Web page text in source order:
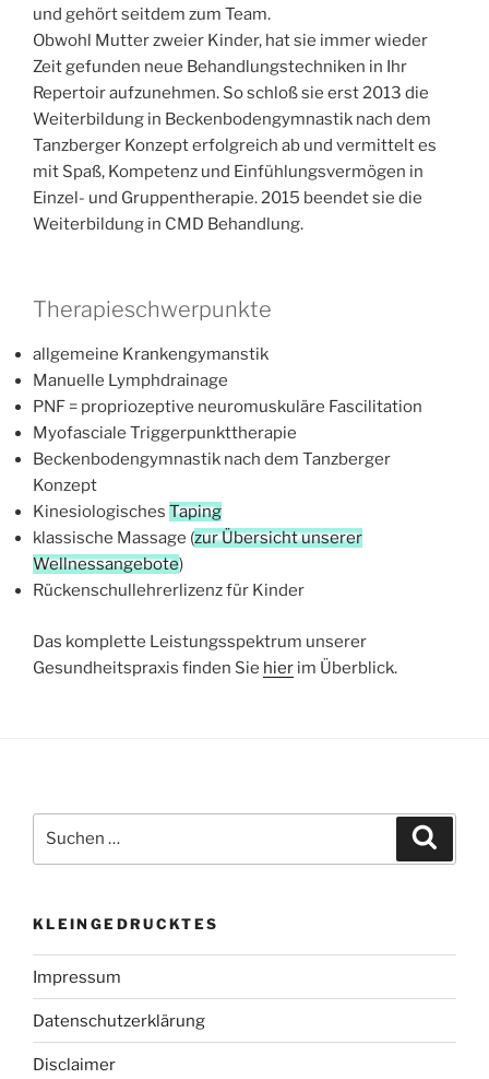
und gehört seitdem zum Team.
Obwohl Mutter zweier Kinder, hat sie immer wieder
Zeit gefunden neue Behandlungstechniken in Ihr
Repertoir aufzunehmen. So schloß sie erst 2013 die
Weiterbildung in Beckenbodengymnastik nach dem
Tanzberger Konzept erfolgreich ab und vermittelt es
mit Spaß, Kompetenz und Einfühlungsvermögen in
Einzel- und Gruppentherapie. 2015 beendet sie die
Weiterbildung in CMD Behandlung.
Therapieschwerpunkte
allgemeine Krankengymanstik
Manuelle Lymphdrainage
PNF = propriozeptive neuromuskuläre Fascilitation
Myofasciale Triggerpunkttherapie
Beckenbodengymnastik nach dem Tanzberger
Konzept
Kinesiologisches Taping
klassische Massage (zur Übersicht unserer
Wellnessangebote)
Rückenschullehrerlizenz für Kinder
Das komplette Leistungsspektrum unserer
Gesundheitspraxis finden Sie hier im Überblick.
nach:
KLEINGEDRUCKTES
Impressum
Datenschutzerklärung
Disclaimer